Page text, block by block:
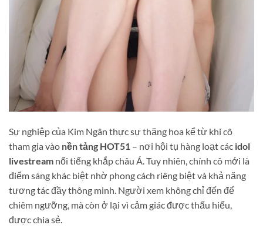
Sự nghiệp của Kim Ngân thực sự thăng hoa kể từ khi cô
tham gia vào nền tảng HOT51 – nơi hội tụ hàng loạt các idol
livestream nổi tiếng khắp châu Á. Tuy nhiên, chính cô mới là
điểm sáng khác biệt nhờ phong cách riêng biệt và khả năng
tương tác đầy thông minh. Người xem không chỉ đến để
chiêm ngưỡng, mà còn ở lại vì cảm giác được thấu hiểu,
được chia sẻ.